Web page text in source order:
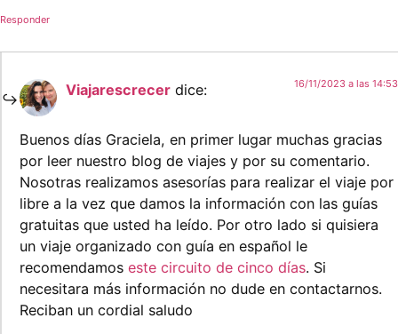
Responder
Viajarescrecer dice: 16/11/2023 a las 14:53
Buenos días Graciela, en primer lugar muchas gracias
por leer nuestro blog de viajes y por su comentario.
Nosotras realizamos asesorías para realizar el viaje por
libre a la vez que damos la información con las guías
gratuitas que usted ha leído. Por otro lado si quisiera
un viaje organizado con guía en español le
recomendamos este circuito de cinco días. Si
necesitara más información no dude en contactarnos.
Reciban un cordial saludo